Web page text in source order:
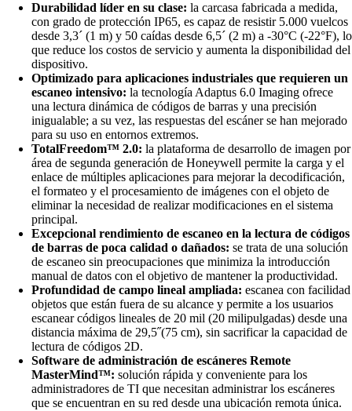
Durabilidad líder en su clase: la carcasa fabricada a medida,
con grado de protección IP65, es capaz de resistir 5.000 vuelcos
desde 3,3´ (1 m) y 50 caídas desde 6,5´ (2 m) a -30°C (-22°F), lo
que reduce los costos de servicio y aumenta la disponibilidad del
dispositivo.
Optimizado para aplicaciones industriales que requieren un
escaneo intensivo: la tecnología Adaptus 6.0 Imaging ofrece
una lectura dinámica de códigos de barras y una precisión
inigualable; a su vez, las respuestas del escáner se han mejorado
para su uso en entornos extremos.
TotalFreedom™ 2.0: la plataforma de desarrollo de imagen por
área de segunda generación de Honeywell permite la carga y el
enlace de múltiples aplicaciones para mejorar la decodificación,
el formateo y el procesamiento de imágenes con el objeto de
eliminar la necesidad de realizar modificaciones en el sistema
principal.
Excepcional rendimiento de escaneo en la lectura de códigos
de barras de poca calidad o dañados: se trata de una solución
de escaneo sin preocupaciones que minimiza la introducción
manual de datos con el objetivo de mantener la productividad.
Profundidad de campo lineal ampliada: escanea con facilidad
objetos que están fuera de su alcance y permite a los usuarios
escanear códigos lineales de 20 mil (20 milipulgadas) desde una
distancia máxima de 29,5˝(75 cm), sin sacrificar la capacidad de
lectura de códigos 2D.
Software de administración de escáneres Remote
MasterMind™: solución rápida y conveniente para los
administradores de TI que necesitan administrar los escáneres
que se encuentran en su red desde una ubicación remota única.